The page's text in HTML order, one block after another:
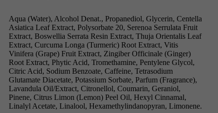
Aqua (Water), Alcohol Denat., Propanediol, Glycerin, Centella
Asiatica Leaf Extract, Polysorbate 20, Serenoa Serrulata Fruit
Extract, Boswellia Serrata Resin Extract, Thuja Orientalis Leaf
Extract, Curcuma Longa (Turmeric) Root Extract, Vitis
Vinifera (Grape) Fruit Extract, Zingiber Officinale (Ginger)
Root Extract, Phytic Acid, Tromethamine, Pentylene Glycol,
Citric Acid, Sodium Benzoate, Caffeine, Tetrasodium
Glutamate Diacetate, Potassium Sorbate, Parfum (Fragrance),
Lavandula Oil/Extract, Citronellol, Coumarin, Geraniol,
Pinene, Citrus Limon (Lemon) Peel Oil, Hexyl Cinnamal,
Linalyl Acetate, Linalool, Hexamethylindanopyran, Limonene.